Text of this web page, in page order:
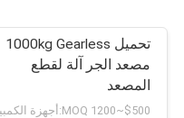
تحميل 1000kg Gearless
مصعد الجر آلة لقطع
المصعد